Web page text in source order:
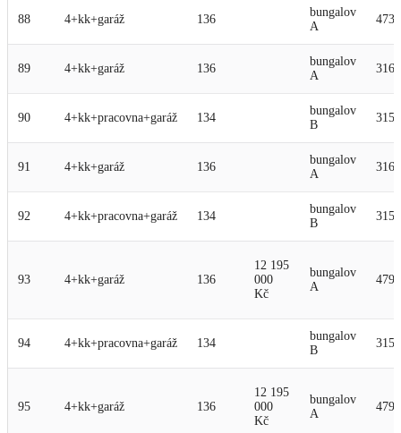
88 4+kk+garáž 136
bungalov
A
473
89 4+kk+garáž 136
bungalov
A
316
90 4+kk+pracovna+garáž 134
bungalov
B
315
91 4+kk+garáž 136
bungalov
A
316
92 4+kk+pracovna+garáž 134
bungalov
B
315
93 4+kk+garáž 136
12 195
000
Kč
bungalov
A
479
94 4+kk+pracovna+garáž 134
bungalov
B
315
95 4+kk+garáž 136
12 195
000
Kč
bungalov
A
479